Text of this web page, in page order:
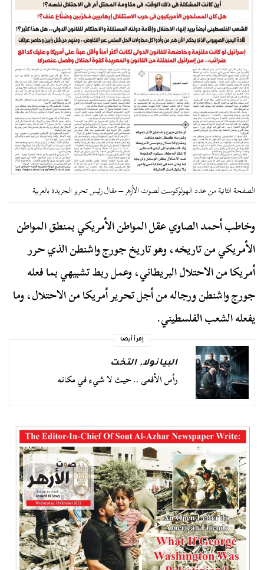
الصفحة الثانية من عدد الهولوكوست لصوت الأزهر – مقال رئيس تحرير الجريدة بالعربية
وخاطب أحمد الصاوي عقل المواطن الأمريكي بمنطق المواطن
الأمريكي من تاريخه، وهو تاريخ جورج واشنطن الذي حرر
أمريكا من الاحتلال البريطاني، وعمل ربط تشبيهي بما فعله
جورج واشنطن ورجاله من أجل تحرير أمريكا من الاحتلال، وما
يفعله الشعب الفلسطيني.
إقرأ أيضا
البيانولا,التخت
رأس الأفعى .. حيث لا شيء في مكانه